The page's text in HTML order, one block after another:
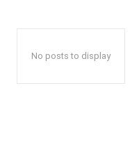
No posts to display